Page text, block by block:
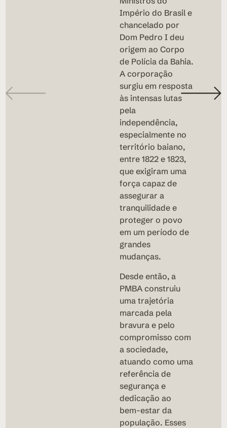
Império do Brasil e
chancelado por
Dom Pedro I deu
origem ao Corpo
de Polícia da Bahia.
A corporação
surgiu em resposta
às intensas lutas
pela
independência,
especialmente no
território baiano,
entre 1822 e 1823,
que exigiram uma
força capaz de
assegurar a
tranquilidade e
proteger o povo
em um período de
grandes
mudanças.
Desde então, a
PMBA construiu
uma trajetória
marcada pela
bravura e pelo
compromisso com
a sociedade,
atuando como uma
referência de
segurança e
dedicação ao
bem-estar da
população. Esses